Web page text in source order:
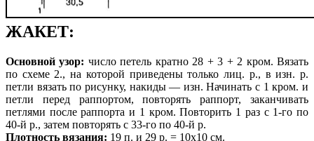
ЖАКЕТ:
Основной узор: число петель кратно 28 + 3 + 2 кром. Вязать
по схеме 2., на которой приведены только лиц. р., в изн. р.
петли вязать по рисунку, накиды — изн. Начинать с 1 кром. и
петли перед раппортом, повторять раппорт, заканчивать
петлями после раппорта и 1 кром. Повторить 1 раз с 1-го по
40-й р., затем повторять с 33-го по 40-й р.
Плотность вязания: 19 п. и 29 р. = 10х10 см.